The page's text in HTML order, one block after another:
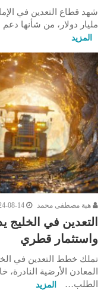
مليار دولار، من شأنها
المزيد
هبة مصطفى محمد 08-14
التعدين في الخليج
واستثمار قطري
تملك خطط التعدين في
المعادن الأرضية
الطلب…
المزيد